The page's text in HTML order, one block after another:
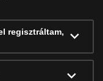
regisztráltam,